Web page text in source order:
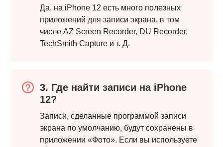
Да, на iPhone 12 есть много полезных
приложений для записи экрана, в том
числе AZ Screen Recorder, DU Recorder,
TechSmith Capture и т. Д.
3. Где найти записи на iPhone
12?
Записи, сделанные программой записи
экрана по умолчанию, будут сохранены в
приложении «Фото». Если вы используете